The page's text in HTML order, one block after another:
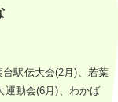
駅伝大会(2月)、若葉
運動会(6月)、わかば